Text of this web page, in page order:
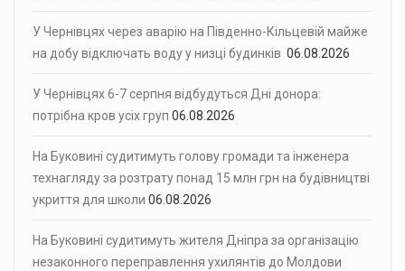
У Чернівцях через аварію на Південно-Кільцевій майже
на добу відключать воду у низці будинків 06.08.2026
У Чернівцях 6-7 серпня відбудуться Дні донора:
потрібна кров усіх груп 06.08.2026
На Буковині судитимуть голову громади та інженера
технагляду за розтрату понад 15 млн грн на будівництві
укриття для школи 06.08.2026
На Буковині судитимуть жителя Дніпра за організацію
незаконного переправлення ухилянтів до Молдови